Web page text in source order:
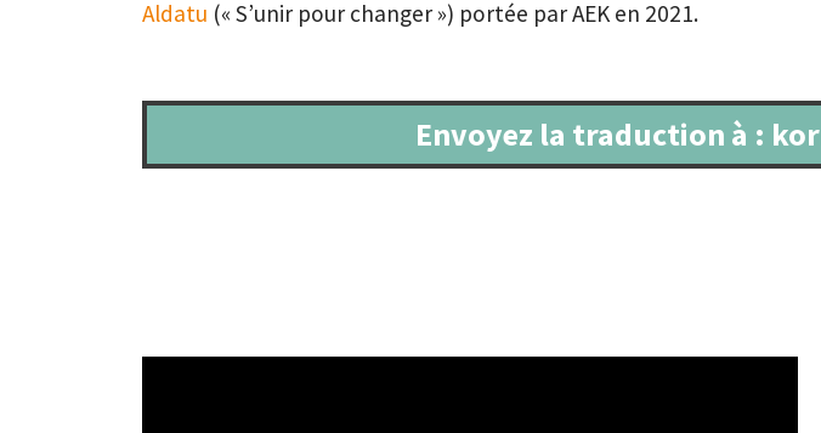
Aldatu (« S’unir pour changer ») portée par AEK en 2021.
Envoyez la traduction à :